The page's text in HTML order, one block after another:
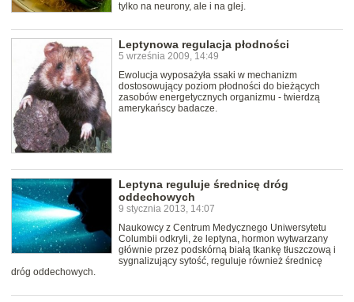
tylko na neurony, ale i na glej.
Leptynowa regulacja płodności
5 września 2009, 14:49
Ewolucja wyposażyła ssaki w mechanizm
dostosowujący poziom płodności do bieżących
zasobów energetycznych organizmu - twierdzą
amerykańscy badacze.
Leptyna reguluje średnicę dróg
oddechowych
9 stycznia 2013, 14:07
Naukowcy z Centrum Medycznego Uniwersytetu
Columbii odkryli, że leptyna, hormon wytwarzany
głównie przez podskórną białą tkankę tłuszczową i
sygnalizujący sytość, reguluje również średnicę
dróg oddechowych.